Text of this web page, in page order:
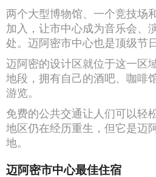
两个大型博物馆、一个竞技场
加入，让市中心成为音乐会、
处。迈阿密市中心也是顶级节
迈阿密的设计区就位于这一区
地段，拥有自己的酒吧、咖啡
游览。
免费的公共交通让人们可以轻
地区仍在经历重生，但它是迈
地。
迈阿密市中心最佳住宿